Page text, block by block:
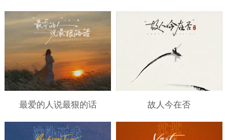
最爱的人说最狠的话 故人今在否